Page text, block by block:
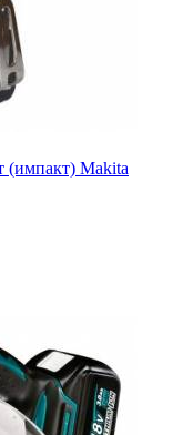
(импакт) Makita